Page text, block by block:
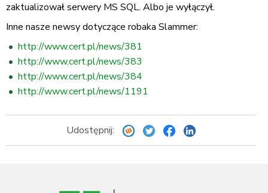
zaktualizował serwery MS SQL. Albo je wyłączył.
Inne nasze newsy dotyczące robaka Slammer:
http://www.cert.pl/news/381
http://www.cert.pl/news/383
http://www.cert.pl/news/384
http://www.cert.pl/news/1191
Udostępnij: